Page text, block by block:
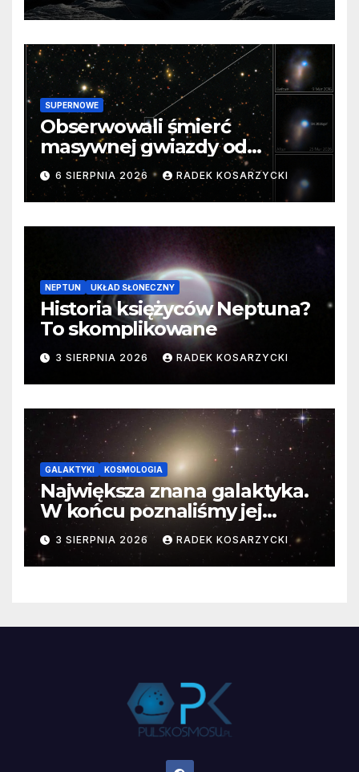
SUPERNOWE
Obserwowali śmierć
masywnej gwiazdy od
samego początku. Niezwykle
cenne dane
6 SIERPNIA 2026 RADEK KOSARZYCKI
NEPTUN UKŁAD SŁONECZNY
Historia księżyców Neptuna?
To skomplikowane
3 SIERPNIA 2026 RADEK KOSARZYCKI
GALAKTYKI KOSMOLOGIA
Największa znana galaktyka.
W końcu poznaliśmy jej
faktyczne wymiary
3 SIERPNIA 2026 RADEK KOSARZYCKI